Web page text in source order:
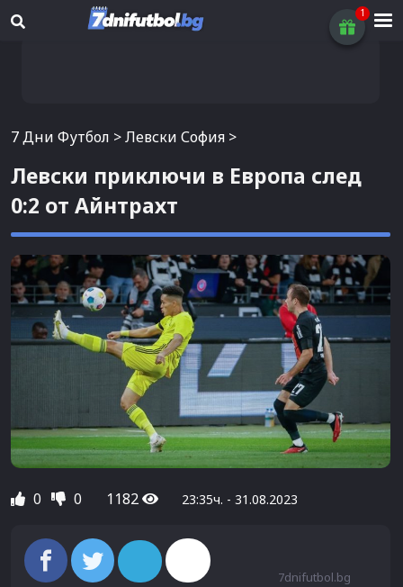
7 Дни Футбол >Левски София >
Левски приключи в Европа след
0:2 от Айнтрахт
0 0 1182 23:35ч. - 31.08.2023
7dnifutbol.bg